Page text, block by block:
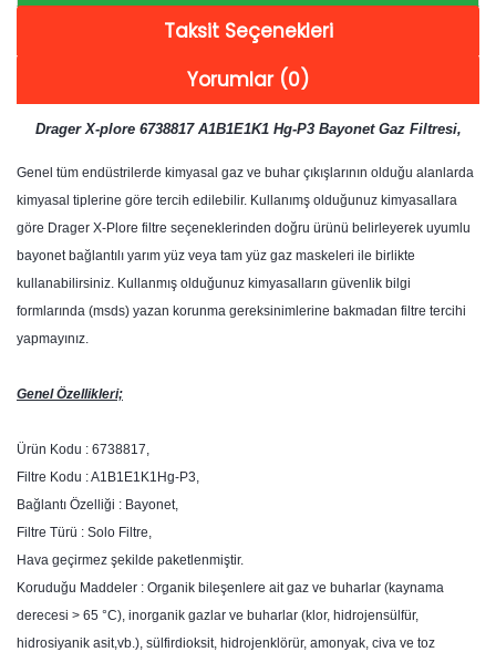
Taksit Seçenekleri
Yorumlar (0)
Drager X-plore 6738817 A1B1E1K1 Hg-P3 Bayonet Gaz Filtresi,
Genel tüm endüstrilerde kimyasal gaz ve buhar çıkışlarının olduğu alanlarda
kimyasal tiplerine göre tercih edilebilir. Kullanımş olduğunuz kimyasallara
göre Drager X-Plore filtre seçeneklerinden doğru ürünü belirleyerek uyumlu
bayonet bağlantılı yarım yüz veya tam yüz gaz maskeleri ile birlikte
kullanabilirsiniz. Kullanmış olduğunuz kimyasalların güvenlik bilgi
formlarında (msds) yazan korunma gereksinimlerine bakmadan filtre tercihi
yapmayınız.
Genel Özellikleri;
Ürün Kodu : 6738817,
Filtre Kodu : A1B1E1K1Hg-P3,
Bağlantı Özelliği : Bayonet,
Filtre Türü : Solo Filtre,
Hava geçirmez şekilde paketlenmiştir.
Koruduğu Maddeler : Organik bileşenlere ait gaz ve buharlar (kaynama
derecesi > 65 °C), inorganik gazlar ve buharlar (klor, hidrojensülfür,
hidrosiyanik asit,vb.), sülfirdioksit, hidrojenklörür, amonyak, civa ve toz